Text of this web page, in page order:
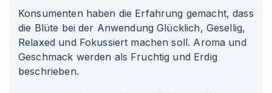
Konsumenten haben die Erfahrung gemacht, dass
die Blüte bei der Anwendung Glücklich, Gesellig,
Relaxed und Fokussiert machen soll. Aroma und
Geschmack werden als Fruchtig und Erdig
beschrieben.